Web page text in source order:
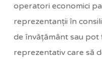
operatori economici
reprezentanţii în
de învăţământ sau pot
reprezentativ care să